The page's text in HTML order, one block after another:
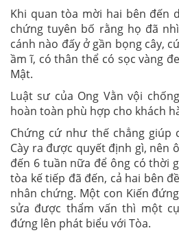
Khi quan tòa mời hai bên đến
chứng tuyên bố rằng họ đã
cánh nào đấy ở gần bọng cây,
ầm ĩ, có thân thể có sọc vàng
Mật.
Luật sư của Ong Vằn vội
hoàn toàn phù hợp cho khách
Chứng cứ như thế chẳng giúp
Cày ra được quyết định gì, nên
đến 6 tuần nữa để ông có thời
tòa kế tiếp đã đến, cả hai bên
nhân chứng. Một con Kiến
sửa được thẩm vấn thì một
đứng lên phát biểu với Tòa.